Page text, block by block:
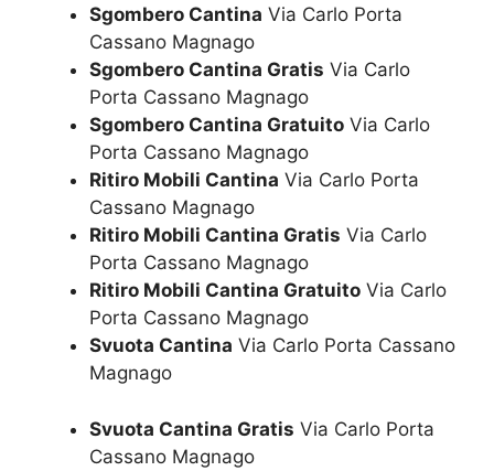
Sgombero Cantina Via Carlo Porta
Cassano Magnago
Sgombero Cantina Gratis Via Carlo
Porta Cassano Magnago
Sgombero Cantina Gratuito Via Carlo
Porta Cassano Magnago
Ritiro Mobili Cantina Via Carlo Porta
Cassano Magnago
Ritiro Mobili Cantina Gratis Via Carlo
Porta Cassano Magnago
Ritiro Mobili Cantina Gratuito Via Carlo
Porta Cassano Magnago
Svuota Cantina Via Carlo Porta Cassano
Magnago
Svuota Cantina Gratis Via Carlo Porta
Cassano Magnago